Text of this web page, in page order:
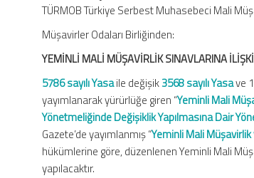
TÜRMOB Türkiye Serbest Muhasebeci Mali
Müşavirler Odaları Birliğinden:
YEMİNLİ MALİ MÜŞAVİRLİK SINAVLARINA
5786 sayılı Yasaile değişik3568 sayılı Yasave
yayımlanarak yürürlüğe giren “Yeminli Mali
Yönetmeliğinde Değişiklik Yapılmasına Dair
Gazete’de yayımlanmış “Yeminli Mali
hükümlerine göre, düzenlenen Yeminli Mali
yapılacaktır.